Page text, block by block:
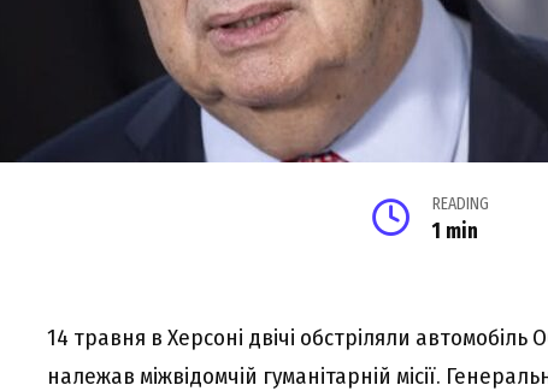
READING
1 min
14 травня в Херсоні двічі обстріляли
належав міжвідомчій гуманітарній місії.